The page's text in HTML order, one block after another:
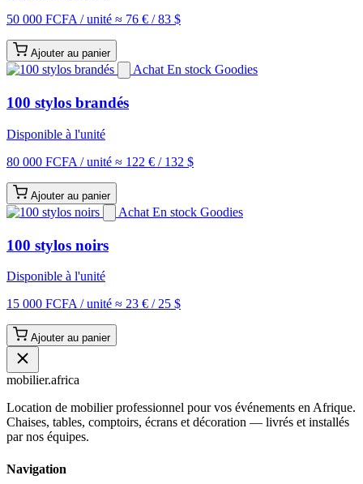
50 000 FCFA / unité ≈ 76 € / 83 $
Ajouter au panier
Achat En stock Goodies
100 stylos brandés
Disponible à l'unité
80 000 FCFA / unité ≈ 122 € / 132 $
Ajouter au panier
Achat En stock Goodies
100 stylos noirs
Disponible à l'unité
15 000 FCFA / unité ≈ 23 € / 25 $
Ajouter au panier
mobilier.africa
Location de mobilier professionnel pour vos événements en Afrique.
Chaises, tables, comptoirs, écrans et décoration — livrés et installés
par nos équipes.
Navigation